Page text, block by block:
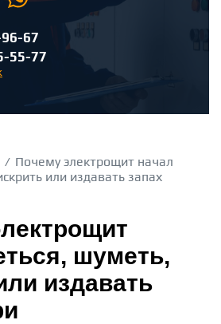
67
55-77
/ Почему электрощит начал
или издавать запах
шуметь,
издавать